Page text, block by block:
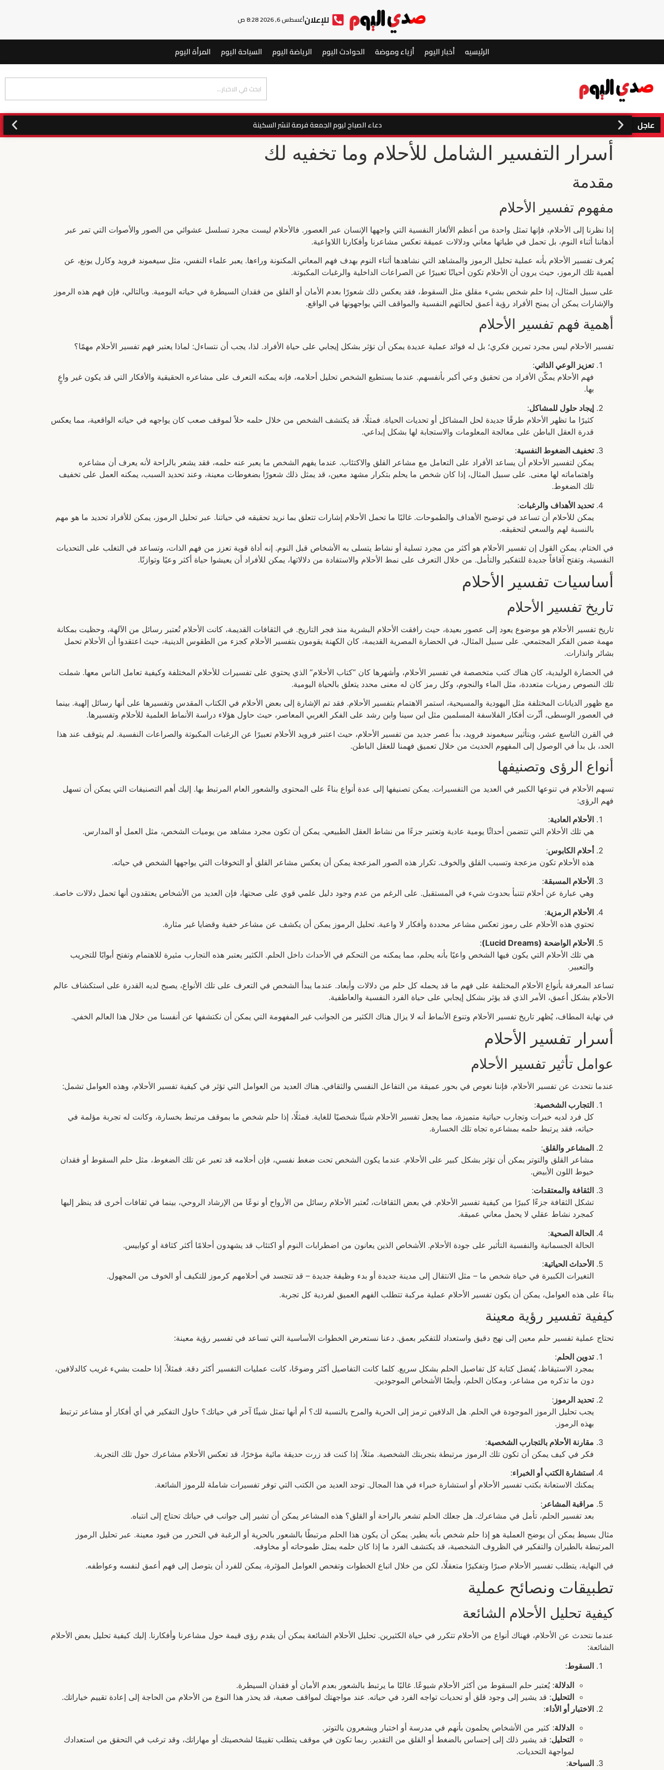
للإعلانأغسطس 6, 2026 8:28 ص
الرئيسيه أخبار اليوم أزياء وموضة الحوادث اليوم الرياضة اليوم السياحة اليوم المرأة اليوم
عاجل دعاء الصباح ليوم الجمعة فرصة لنشر السكينة
أسرار التفسير الشامل للأحلام وما تخفيه لك
مقدمة
مفهوم تفسير الأحلام
إذا نظرنا إلى الأحلام، فإنها تمثل واحدة من أعظم الألغاز النفسية التي واجهها الإنسان عبر العصور. فالأحلام ليست مجرد تسلسل عشوائي من الصور والأصوات التي تمر عبر
أذهاننا أثناء النوم، بل تحمل في طياتها معاني ودلالات عميقة تعكس مشاعرنا وأفكارنا اللاواعية.
يُعرف تفسير الأحلام بأنه عملية تحليل الرموز والمشاهد التي نشاهدها أثناء النوم بهدف فهم المعاني المكنونة وراءها. يعبر علماء النفس، مثل سيغموند فرويد وكارل يونغ، عن
أهمية تلك الرموز، حيث يرون أن الأحلام تكون أحيانًا تعبيرًا عن الصراعات الداخلية والرغبات المكبوتة.
على سبيل المثال، إذا حلم شخص بشيء مقلق مثل السقوط، فقد يعكس ذلك شعورًا بعدم الأمان أو القلق من فقدان السيطرة في حياته اليومية. وبالتالي، فإن فهم هذه الرموز
والإشارات يمكن أن يمنح الأفراد رؤية أعمق لحالتهم النفسية والمواقف التي يواجهونها في الواقع.
أهمية فهم تفسير الأحلام
تفسير الأحلام ليس مجرد تمرين فكري؛ بل له فوائد عملية عديدة يمكن أن تؤثر بشكل إيجابي على حياة الأفراد. لذا، يجب أن نتساءل: لماذا يعتبر فهم تفسير الأحلام مهمًا؟
تعزيز الوعي الذاتي:
فهم الأحلام يمكّن الأفراد من تحقيق وعي أكبر بأنفسهم. عندما يستطيع الشخص تحليل أحلامه، فإنه يمكنه التعرف على مشاعره الحقيقية والأفكار التي قد يكون غير واعٍ
بها.
إيجاد حلول للمشاكل:
كثيرًا ما تظهر الأحلام طرقًا جديدة لحل المشاكل أو تحديات الحياة. فمثلًا، قد يكتشف الشخص من خلال حلمه حلاً لموقف صعب كان يواجهه في حياته الواقعية، مما يعكس
قدرة العقل الباطن على معالجة المعلومات والاستجابة لها بشكل إبداعي.
تخفيف الضغوط النفسية:
يمكن لتفسير الأحلام أن يساعد الأفراد على التعامل مع مشاعر القلق والاكتئاب. عندما يفهم الشخص ما يعبر عنه حلمه، فقد يشعر بالراحة لأنه يعرف أن مشاعره
واهتماماته لها معنى. على سبيل المثال، إذا كان شخص ما يحلم بتكرار مشهد معين، قد يمثل ذلك شعورًا بضغوطات معينة، وعند تحديد السبب، يمكنه العمل على تخفيف
تلك الضغوط.
تحديد الأهداف والرغبات:
يمكن للأحلام أن تساعد في توضيح الأهداف والطموحات. غالبًا ما تحمل الأحلام إشارات تتعلق بما نريد تحقيقه في حياتنا. عبر تحليل الرموز، يمكن للأفراد تحديد ما هو مهم
بالنسبة لهم والسعي لتحقيقه.
في الختام، يمكن القول إن تفسير الأحلام هو أكثر من مجرد تسلية أو نشاط يتسلى به الأشخاص قبل النوم. إنه أداة قوية تعزز من فهم الذات، وتساعد في التغلب على التحديات
النفسية، وتفتح آفاقاً جديدة للتفكير والتأمل. من خلال التعرف على نمط الأحلام والاستفادة من دلالاتها، يمكن للأفراد أن يعيشوا حياة أكثر وعيًا وتوازنًا.
أساسيات تفسير الأحلام
تاريخ تفسير الأحلام
تاريخ تفسير الأحلام هو موضوع يعود إلى عصور بعيدة، حيث رافقت الأحلام البشرية منذ فجر التاريخ. في الثقافات القديمة، كانت الأحلام تُعتبر رسائل من الآلهة، وحظيت بمكانة
مهمة ضمن الفكر المجتمعي. على سبيل المثال، في الحضارة المصرية القديمة، كان الكهنة يقومون بتفسير الأحلام كجزء من الطقوس الدينية، حيث اعتقدوا أن الأحلام تحمل
بشائر وانذارات.
في الحضارة الوليدية، كان هناك كتب متخصصة في تفسير الأحلام، وأشهرها كان “كتاب الأحلام” الذي يحتوي على تفسيرات للأحلام المختلفة وكيفية تعامل الناس معها. شملت
تلك النصوص رمزيات متعددة، مثل الماء والنجوم، وكل رمز كان له معنى محدد يتعلق بالحياة اليومية.
مع ظهور الديانات المختلفة مثل اليهودية والمسيحية، استمر الاهتمام بتفسير الأحلام. فقد تم الإشارة إلى بعض الأحلام في الكتاب المقدس وتفسيرها على أنها رسائل إلهية. بينما
في العصور الوسطى، أثّرت أفكار الفلاسفة المسلمين مثل ابن سينا وابن رشد على الفكر الغربي المعاصر، حيث حاول هؤلاء دراسة الأنماط العلمية للأحلام وتفسيرها.
في القرن التاسع عشر، وبتأثير سيغموند فرويد، بدأ عصر جديد من تفسير الأحلام، حيث اعتبر فرويد الأحلام تعبيرًا عن الرغبات المكبوتة والصراعات النفسية. لم يتوقف عند هذا
الحد، بل بدأ في الوصول إلى المفهوم الحديث من خلال تعميق فهمنا للعقل الباطن.
أنواع الرؤى وتصنيفها
تسهم الأحلام في تنوعها الكبير في العديد من التفسيرات. يمكن تصنيفها إلى عدة أنواع بناءً على المحتوى والشعور العام المرتبط بها. إليك أهم التصنيفات التي يمكن أن تسهل
فهم الرؤى:
الأحلام العادية:
هي تلك الأحلام التي تتضمن أحداثًا يومية عادية وتعتبر جزءًا من نشاط العقل الطبيعي. يمكن أن تكون مجرد مشاهد من يوميات الشخص، مثل العمل أو المدارس.
أحلام الكابوس:
هذه الأحلام تكون مزعجة وتسبب القلق والخوف. تكرار هذه الصور المزعجة يمكن أن يعكس مشاعر القلق أو التخوفات التي يواجهها الشخص في حياته.
الأحلام المسبقة:
وهي عبارة عن أحلام تتنبأ بحدوث شيء في المستقبل. على الرغم من عدم وجود دليل علمي قوي على صحتها، فإن العديد من الأشخاص يعتقدون أنها تحمل دلالات خاصة.
الأحلام الرمزية:
تحتوي هذه الأحلام على رموز تعكس مشاعر محددة وأفكار لا واعية. تحليل الرموز يمكن أن يكشف عن مشاعر خفية وقضايا غير مثارة.
الأحلام الواضحة (Lucid Dreams)
:
هي تلك الأحلام التي يكون فيها الشخص واعيًا بأنه يحلم، مما يمكنه من التحكم في الأحداث داخل الحلم. الكثير يعتبر هذه التجارب مثيرة للاهتمام وتفتح أبوابًا للتجريب
والتعبير.
تساعد المعرفة بأنواع الأحلام المختلفة على فهم ما قد يحمله كل حلم من دلالات وأبعاد. عندما يبدأ الشخص في التعرف على تلك الأنواع، يصبح لديه القدرة على استكشاف عالم
الأحلام بشكل أعمق، الأمر الذي قد يؤثر بشكل إيجابي على حياة الفرد النفسية والعاطفية.
في نهاية المطاف، يُظهر تاريخ تفسير الأحلام وتنوع الأنماط أنه لا يزال هناك الكثير من الجوانب غير المفهومة التي يمكن أن نكتشفها عن أنفسنا من خلال هذا العالم الخفي.
أسرار تفسير الأحلام
عوامل تأثير تفسير الأحلام
عندما نتحدث عن تفسير الأحلام، فإننا نغوص في بحور عميقة من التفاعل النفسي والثقافي. هناك العديد من العوامل التي تؤثر في كيفية تفسير الأحلام، وهذه العوامل تشمل:
التجارب الشخصية:
كل فرد لديه خبرات وتجارب حياتية متميزة، مما يجعل تفسير الأحلام شيئًا شخصيًا للغاية. فمثلًا، إذا حلم شخص ما بموقف مرتبط بخسارة، وكانت له تجربة مؤلمة في
حياته، فقد يرتبط حلمه بمشاعره تجاه تلك الخسارة.
المشاعر والقلق:
مشاعر القلق والتوتر يمكن أن تؤثر بشكل كبير على الأحلام. عندما يكون الشخص تحت ضغط نفسي، فإن أحلامه قد تعبر عن تلك الضغوط، مثل حلم السقوط أو فقدان
خيوط اللون الأبيض.
الثقافة والمعتقدات:
تشكل الثقافة جزءًا كبيرًا من كيفية تفسير الأحلام. في بعض الثقافات، تُعتبر الأحلام رسائل من الأرواح أو نوعًا من الإرشاد الروحي، بينما في ثقافات أخرى قد ينظر إليها
كمجرد نشاط عقلي لا يحمل معاني عميقة.
الحالة الصحية:
الحالة الجسمانية والنفسية التأثير على جودة الأحلام. الأشخاص الذين يعانون من اضطرابات النوم أو اكتئاب قد يشهدون أحلامًا أكثر كثافة أو كوابيس.
الأحداث الحياتية:
التغيرات الكبيرة في حياة شخص ما – مثل الانتقال إلى مدينة جديدة أو بدء وظيفة جديدة – قد تتجسد في أحلامهم كرموز للتكيف أو الخوف من المجهول.
بناءً على هذه العوامل، يمكن أن يكون تفسير الأحلام عملية مركبة تتطلب الفهم العميق لفردية كل تجربة.
كيفية تفسير رؤية معينة
تحتاج عملية تفسير حلم معين إلى نهج دقيق واستعداد للتفكير بعمق. دعنا نستعرض الخطوات الأساسية التي تساعد في تفسير رؤية معينة:
تدوين الحلم:
بمجرد الاستيقاظ، يُفضل كتابة كل تفاصيل الحلم بشكل سريع. كلما كانت التفاصيل أكثر وضوحًا، كانت عمليات التفسير أكثر دقة. فمثلاً، إذا حلمت بشيء غريب كالدلافين،
دون ما تذكره من مشاعر، ومكان الحلم، وأيضًا الأشخاص الموجودين.
تحديد الرموز :
يجب تحليل الرموز الموجودة في الحلم. هل الدلافين ترمز إلى الحرية والمرح بالنسبة لك؟ أم أنها تمثل شيئًا آخر في حياتك؟ حاول التفكير في أي أفكار أو مشاعر ترتبط
بهذه الرموز.
مقارنة الأحلام بالتجارب الشخصية:
فكر في كيف يمكن أن تكون تلك الرموز مرتبطة بتجربتك الشخصية. مثلاً، إذا كنت قد زرت حديقة مائية مؤخرًا، قد تعكس الأحلام مشاعرك حول تلك التجربة.
استشارة الكتب أو الخبراء:
يمكنك الاستعانة بكتب تفسير الأحلام أو استشارة خبراء في هذا المجال. توجد العديد من الكتب التي توفر تفسيرات شاملة للرموز الشائعة.
مراقبة المشاعر :
بعد تفسير الحلم، تأمل في مشاعرك. هل جعلك الحلم تشعر بالراحة أو القلق؟ هذه المشاعر يمكن أن تشير إلى جوانب في حياتك تحتاج إلى انتباه.
مثال بسيط يمكن أن يوضح العملية هو إذا حلم شخص بأنه يطير. يمكن أن يكون هذا الحلم مرتبطًا بالشعور بالحرية أو الرغبة في التحرر من قيود معينة. عبر تحليل الرموز
المرتبطة بالطيران والتفكير في الظروف الشخصية، قد يكتشف الفرد ما إذا كان حلمه يمثل طموحاته أو مخاوفه.
في النهاية، يتطلب تفسير الأحلام صبرًا وتفكيرًا متعقلًا، لكن من خلال اتباع الخطوات وتفحص العوامل المؤثرة، يمكن للفرد أن يتوصل إلى فهم أعمق لنفسه وعواطفه.
تطبيقات ونصائح عملية
كيفية تحليل الأحلام الشائعة
عندما نتحدث عن الأحلام، فهناك أنواع من الأحلام تتكرر في حياة الكثيرين. تحليل الأحلام الشائعة يمكن أن يقدم رؤى قيمة حول مشاعرنا وأفكارنا. إليك كيفية تحليل بعض الأحلام
الشائعة:
السقوط:
الدلالة: يُعتبر حلم السقوط من أكثر الأحلام شيوعًا. غالبًا ما يرتبط بالشعور بعدم الأمان أو فقدان السيطرة.
التحليل: قد يشير إلى وجود قلق أو تحديات تواجه الفرد في حياته. عند مواجهتك لمواقف صعبة، قد يحذر هذا النوع من الأحلام من الحاجة إلى إعادة تقييم خياراتك.
الاختبار أو الأداء:
الدلالة: كثير من الأشخاص يحلمون بأنهم في مدرسة أو اختبار ويشعرون بالتوتر.
التحليل: قد يشير ذلك إلى إحساس بالضغط أو القلق من التقدير. ربما تكون في موقف يتطلب تقييمًا لشخصيتك أو مهاراتك، وقد ترغب في التحقق من استعدادك
لمواجهة التحديات.
السباحة: